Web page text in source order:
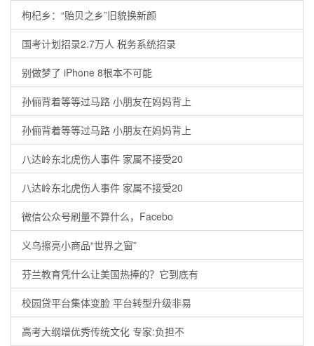
枸杞乡：“贻贝之乡”旧貌换新颜
国考计划招录2.7万人 税务系统招录
别做梦了 iPhone 8根本不可能
孙俪背着等等过马路 小朋友在妈妈背上
孙俪背着等等过马路 小朋友在妈妈背上
八达岭东北虎伤人事件 家属不接受20
八达岭东北虎伤人事件 家属不接受20
微信公众号刷量不算什么，Facebo
义乌擦亮小商品“世界之窗”
芬兰教育凭什么让美国热捧的？它到底有
校园贷平台集体变脸 平台转型升级非易
高考大纲增优秀传统文化 专家:负担不